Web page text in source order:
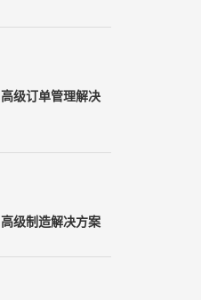
级订单管理解决
级制造解决方案
立即申请